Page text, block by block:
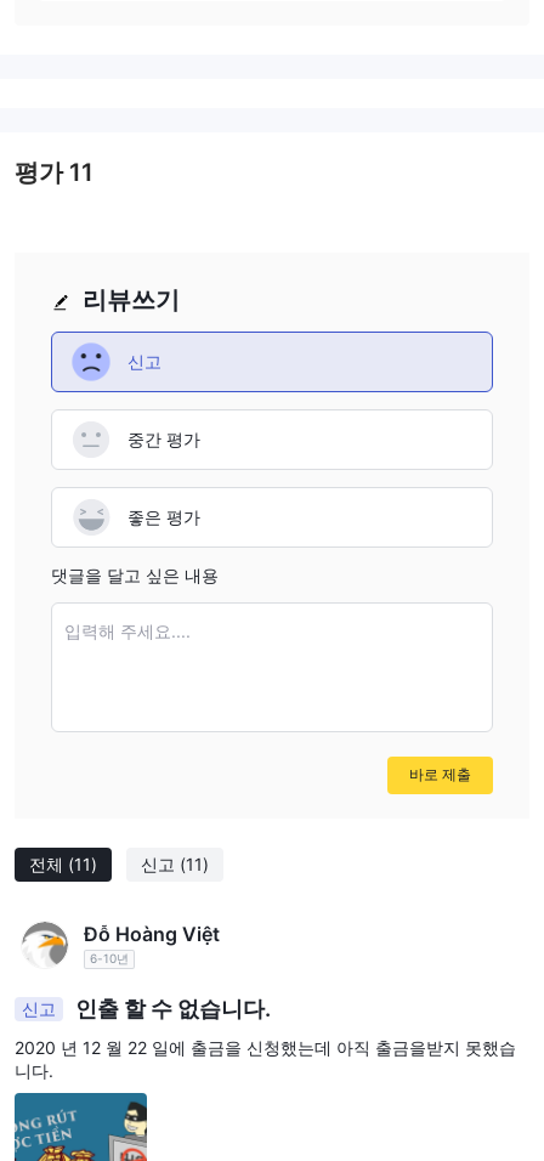
전체 (11) 신고 (11)
Đỗ Hoàng Việt
6-10년
신고 인출 할 수 없습니다.
2020 년 12 월 22 일에 출금을 신청했는데 아직 출금을받지 못했습
니다.
리뷰쓰기
신고
중간 평가
좋은 평가
댓글을 달고 싶은 내용
입력해 주세요....
바로 제출
평가11